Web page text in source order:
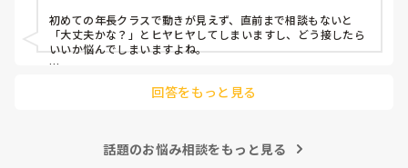
対応にも悩みます。
初めての年長クラスで動きが見えず、直前まで相談もないと
「大丈夫かな？」とヒヤヒヤしてしまいますし、どう接したら
いいか悩んでしまいますよね。
「こんなこと聞いたら迷惑かな」と抱え込んでいるケースがと
件、どこまで進んだ？」「困ってることない？」と具体的に声
回答をもっと見る
話題のお悩み相談をもっと見る